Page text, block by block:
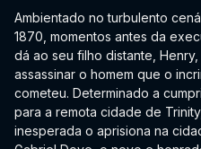
Ambientado no turbulento
1870, momentos antes da
dá ao seu filho distante,
assassinar o homem que o
cometeu. Determinado a
para a remota cidade de
inesperada o aprisiona na